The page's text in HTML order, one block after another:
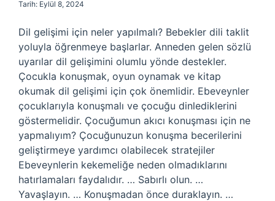
Tarih: Eylül 8, 2024
Dil gelişimi için neler yapılmalı? Bebekler dili taklit
yoluyla öğrenmeye başlarlar. Anneden gelen sözlü
uyarılar dil gelişimini olumlu yönde destekler.
Çocukla konuşmak, oyun oynamak ve kitap
okumak dil gelişimi için çok önemlidir. Ebeveynler
çocuklarıyla konuşmalı ve çocuğu dinlediklerini
göstermelidir. Çocuğumun akıcı konuşması için ne
yapmalıyım? Çocuğunuzun konuşma becerilerini
geliştirmeye yardımcı olabilecek stratejiler
Ebeveynlerin kekemeliğe neden olmadıklarını
hatırlamaları faydalıdır. … Sabırlı olun. …
Yavaşlayın. … Konuşmadan önce duraklayın. …